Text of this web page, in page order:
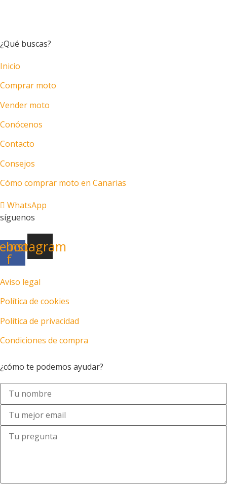
¿Qué buscas?
Inicio
Comprar moto
Vender moto
Conócenos
Contacto
Consejos
Cómo comprar moto en Canarias
WhatsApp
síguenos
f
Instagram
Aviso legal
Política de cookies
Política de privacidad
Condiciones de compra
¿cómo te podemos ayudar?